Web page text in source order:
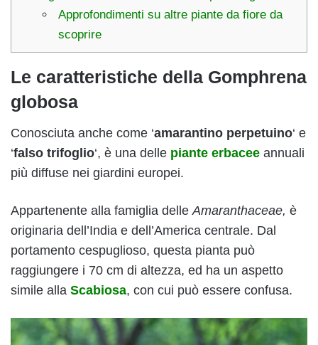
Approfondimenti su altre piante da fiore da
scoprire
Le caratteristiche della Gomphrena
globosa
Conosciuta anche come ‘amarantino perpetuino‘ e
‘falso trifoglio‘, è una delle piante erbacee annuali
più diffuse nei giardini europei.
Appartenente alla famiglia delleAmaranthaceae, è
originaria dell’India e dell’America centrale. Dal
portamento cespuglioso, questa pianta può
raggiungere i 70 cm di altezza, ed ha un aspetto
simile alla Scabiosa, con cui può essere confusa.